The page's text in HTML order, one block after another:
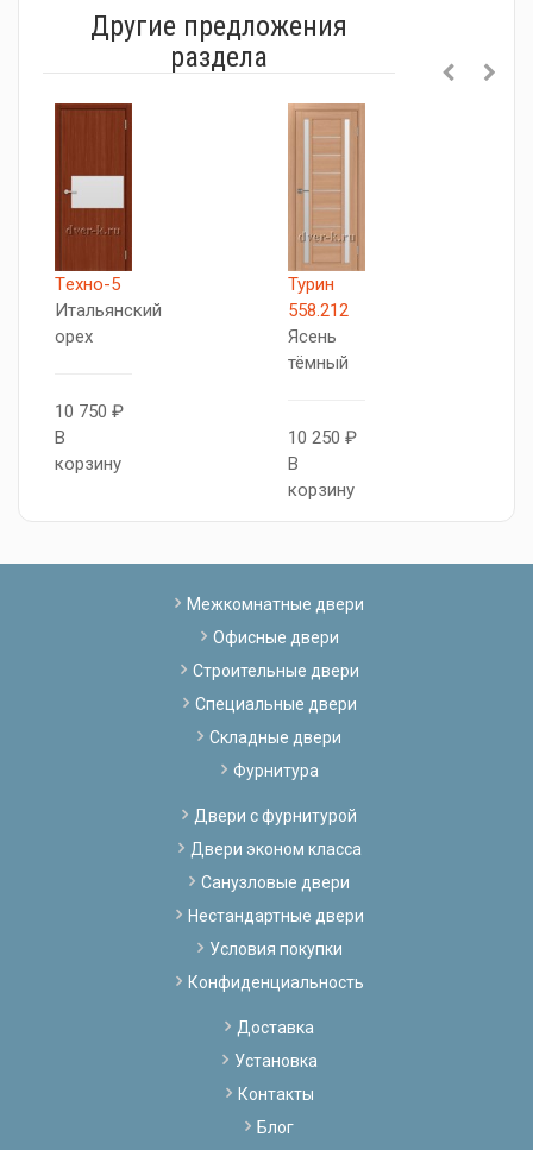
Другие предложения
раздела
Tехно-5
Итальянский
орех
10 750 ₽
В
корзину
Турин
558.212
Ясень
тёмный
10 250 ₽
В
корзину
Межкомнатные двери
Офисные двери
Строительные двери
Специальные двери
Складные двери
Фурнитура
Двери с фурнитурой
Двери эконом класса
Санузловые двери
Нестандартные двери
Условия покупки
Конфиденциальность
Доставка
Установка
Контакты
Блог